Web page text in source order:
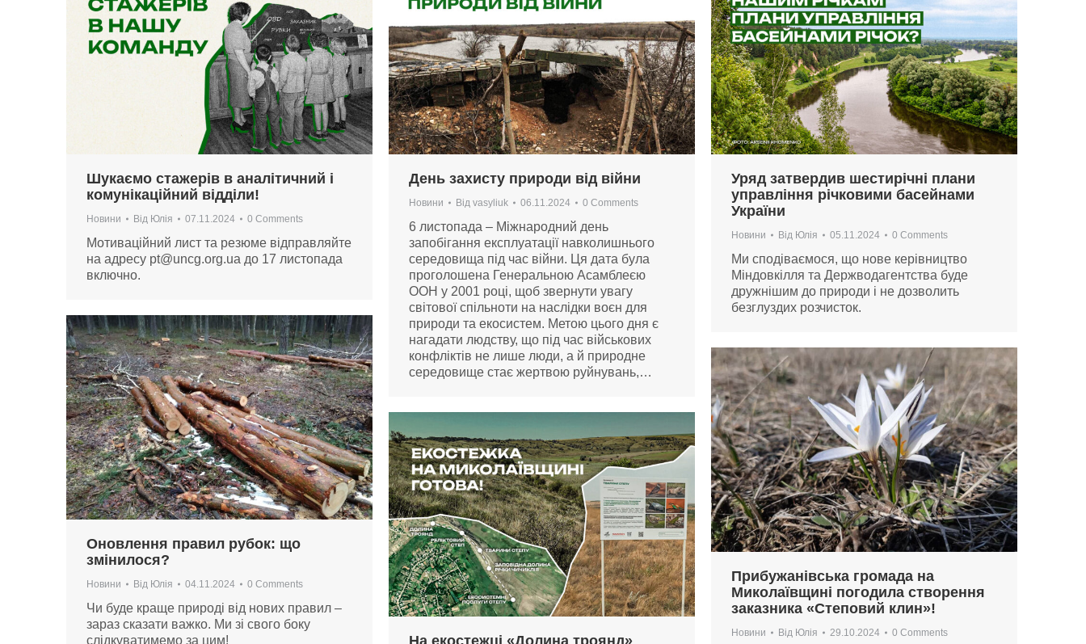
Шукаємо стажерів в аналітичний і
комунікаційний відділи!
Новини Від Юлія 07.11.2024 0 Comments
Мотиваційний лист та резюме відправляйте
на адресу pt@uncg.org.ua до 17 листопада
включно.
День захисту природи від війни
Новини Від vasyliuk 06.11.2024 0 Comments
6 листопада – Міжнародний день
запобігання експлуатації навколишнього
середовища під час війни. Ця дата була
проголошена Генеральною Асамблеєю
ООН у 2001 році, щоб звернути увагу
світової спільноти на наслідки воєн для
природи та екосистем. Метою цього дня є
нагадати людству, що під час військових
конфліктів не лише люди, а й природне
середовище стає жертвою руйнувань,…
Уряд затвердив шестирічні плани
управління річковими басейнами
України
Новини Від Юлія 05.11.2024 0 Comments
Ми сподіваємося, що нове керівництво
Міндовкілля та Держводагентства буде
дружнішим до природи і не дозволить
безглуздих розчисток.
Оновлення правил рубок: що
змінилося?
Новини Від Юлія 04.11.2024 0 Comments
Чи буде краще природі від нових правил –
зараз сказати важко. Ми зі свого боку
слідкуватимемо за цим!
Прибужанівська громада на
Миколаївщині погодила створення
заказника «Степовий клин»!
Новини Від Юлія 29.10.2024 0 Comments
На екостежці «Долина троянд»